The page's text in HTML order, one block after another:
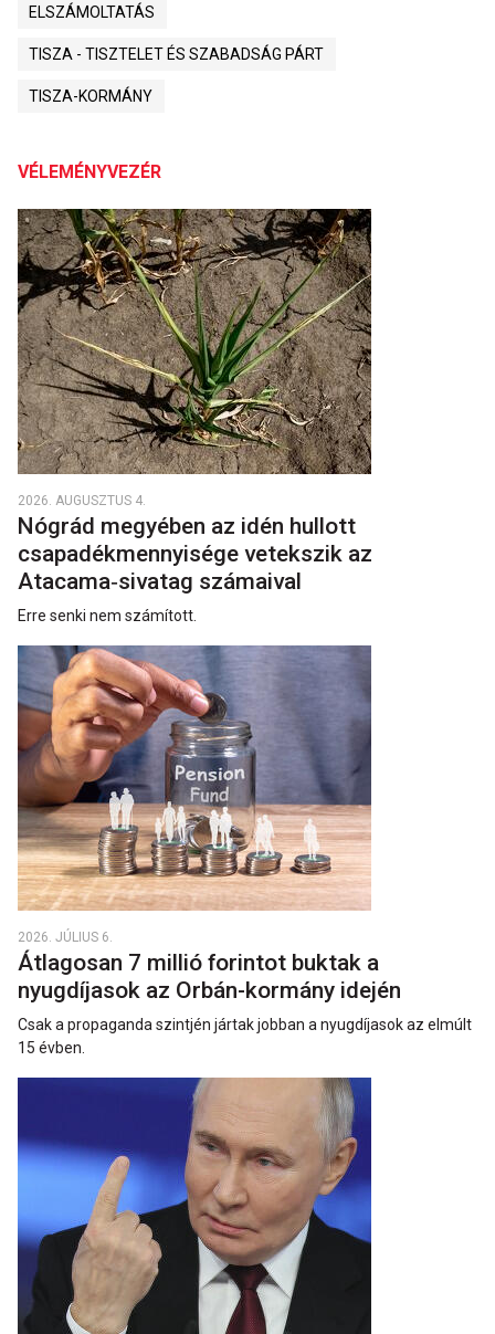
ELSZÁMOLTATÁS
TISZA - TISZTELET ÉS SZABADSÁG PÁRT
TISZA-KORMÁNY
VÉLEMÉNYVEZÉR
2026. AUGUSZTUS 4.
Nógrád megyében az idén hullott
csapadékmennyisége vetekszik az
Atacama‑sivatag számaival
Erre senki nem számított.
2026. JÚLIUS 6.
Átlagosan 7 millió forintot buktak a
nyugdíjasok az Orbán-kormány idején
Csak a propaganda szintjén jártak jobban a nyugdíjasok az elmúlt
15 évben.